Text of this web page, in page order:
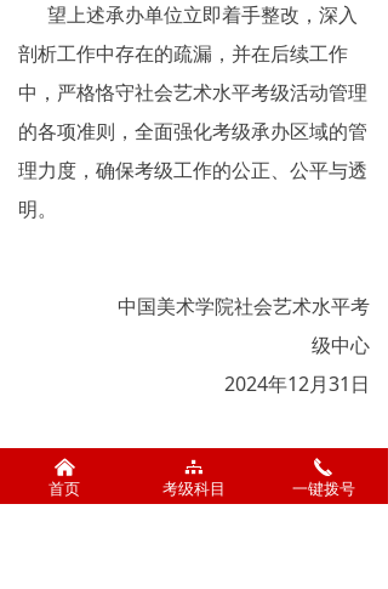
望上述承办单位立即着手整改，深入
剖析工作中存在的疏漏，并在后续工作
中，严格恪守社会艺术水平考级活动管理
的各项准则，全面强化考级承办区域的管
理力度，确保考级工作的公正、公平与透
明。
中国美术学院社会艺术水平考
级中心
2024年12月31日
낀
首页
뀒
考级科目
끅
一键拨号